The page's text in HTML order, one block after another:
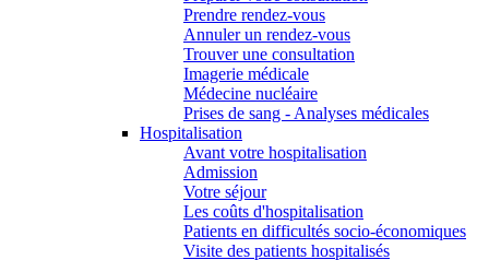
Prendre rendez-vous
Annuler un rendez-vous
Trouver une consultation
Imagerie médicale
Médecine nucléaire
Prises de sang - Analyses médicales
Hospitalisation
Avant votre hospitalisation
Admission
Votre séjour
Les coûts d'hospitalisation
Patients en difficultés socio-économiques
Visite des patients hospitalisés